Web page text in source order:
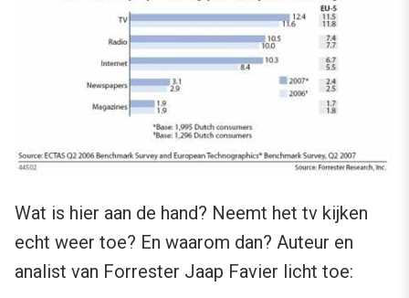
Wat is hier aan de hand? Neemt het tv kijken
echt weer toe? En waarom dan? Auteur en
analist van Forrester Jaap Favier licht toe: